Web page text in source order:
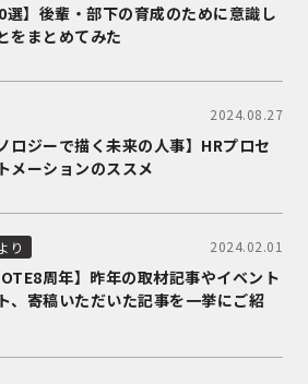
選】後輩・部下の育成のために意識し
をまとめてみた
2024.08.27
ロジーで描く未来の人事】HRプロセ
メーションのススメ
り 2024.02.01
周年】昨年の取材記事やイベント
、寄稿いただいた記事を一挙にご紹